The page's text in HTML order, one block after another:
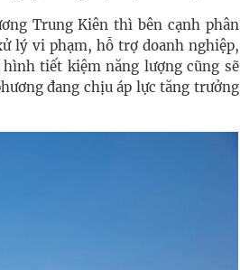
Trung Kiên thì bên cạnh phân
lý vi phạm, hỗ trợ doanh nghiệp,
tiết kiệm năng lượng cũng sẽ
đang chịu áp lực tăng trưởng